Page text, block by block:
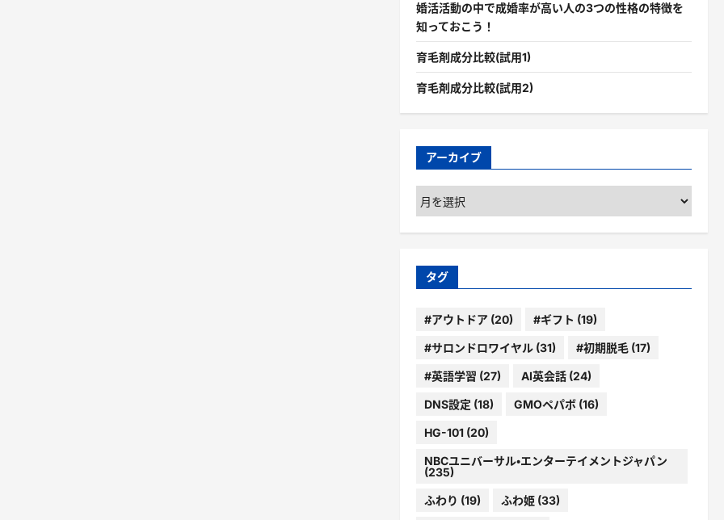
婚活活動の中で成婚率が高い人の3つの性格の特徴を
知っておこう！
育毛剤成分比較(試用1)
育毛剤成分比較(試用2)
アーカイブ
ア
ー
カ
ブ
タグ
#アウトドア(20) #ギフト (19)
#サロンドロワイヤル(31) #初期脱毛(17)
#英語学習 (27) AI英会話(24)
DNS設定 (18) GMOペパボ(16)
HG-101(20)
NBCユニバーサル・エンターテイメントジャパン
(235)
ふわり (19) ふわ姫(33)